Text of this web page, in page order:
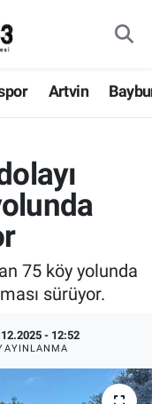
Artvin
75 köy yolunda
sürüyor.
- 12:52